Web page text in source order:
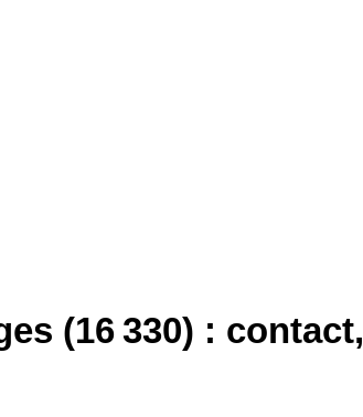
(16 330) : contact,